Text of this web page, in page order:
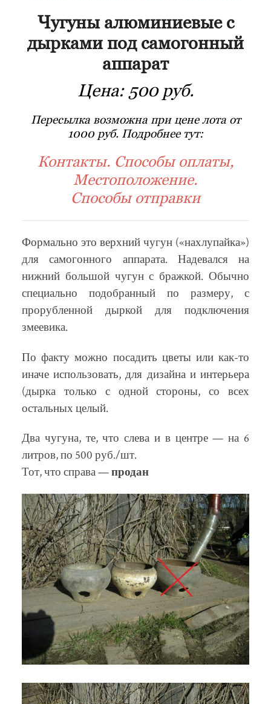
Чугуны алюминиевые с
дырками под самогонный
аппарат
Цена: 500 руб.
Пересылка возможна при цене лота от
1000 руб. Подробнее тут:
Контакты. Способы оплаты,
Местоположение.
Способы отправки
Формально это верхний чугун («нахлупайка»)
для самогонного аппарата. Надевался на
нижний большой чугун с бражкой. Обычно
специально подобранный по размеру, с
прорубленной дыркой для подключения
змеевика.
По факту можно посадить цветы или как-то
иначе использовать, для дизайна и интерьера
(дырка только с одной стороны, со всех
остальных целый.
Два чугуна, те, что слева и в центре — на 6
литров, по 500 руб./шт.
Тот, что справа —продан